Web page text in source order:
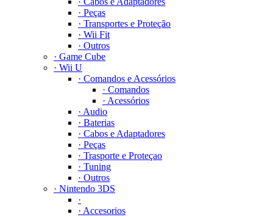
· Peças
· Transportes e Proteção
· Wii Fit
· Outros
· Game Cube
· Wii U
· Comandos e Acessórios
· Comandos
· Acessórios
· Audio
· Baterias
· Cabos e Adaptadores
· Peças
· Trasporte e Proteçao
· Tuning
· Outros
· Nintendo 3DS
·
· Accesorios